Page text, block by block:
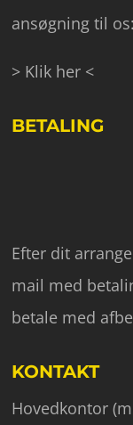
ansøgning til os:
> Klik her <
BETALING
Efter dit
mail med
betale med
KONTAKT
Hovedkontor